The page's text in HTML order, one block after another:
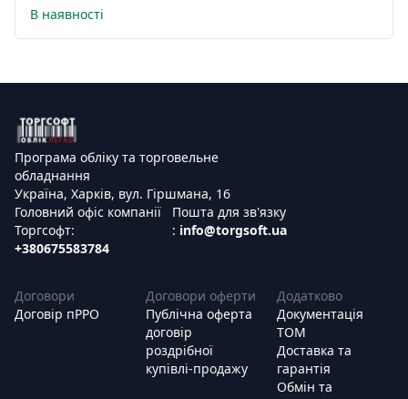
В наявності
Програма обліку та торговельне
обладнання
Україна, Харків, вул. Гіршмана, 16
Головний офіс компанії
Торгсофт:
+380675583784
Пошта для зв'язку
: info@torgsoft.ua
Договори
Договір пРРО
Договори оферти
Публічна оферта
договір
роздрібної
купівлі-продажу
Додатково
Документація
ТОМ
Доставка та
гарантія
Обмін та